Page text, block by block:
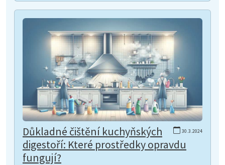
30.3.2024
Důkladné čištění kuchyňských
digestoří: Které prostředky opravdu
fungují?